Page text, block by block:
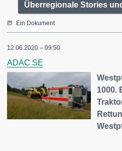
Überregionale Stories
Ein Dokument
12.06.2020 – 09:50
ADAC SE
1000.